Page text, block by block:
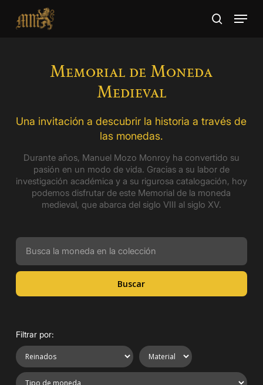
main
search
Menu
Memorial de Moneda
Medieval
Una invitación a descubrir la historia a través de
las monedas.
Durante años, Manuel Mozo Monroy ha convertido su
pasión en un modo de vida. Gracias a su labor de
investigación académica y a su rigurosa catalogación, hoy
podemos disfrutar de este Memorial de la moneda
medieval, que abarca del siglo VIII al siglo XV.
Buscar
Filtrar por: